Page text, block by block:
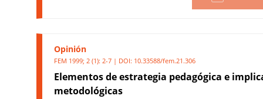
Opinión
FEM 1999; 2 (1): 2-7 | DOI: 10.33588/fem.21.306
Elementos de estrategia pedagógica e
metodológicas